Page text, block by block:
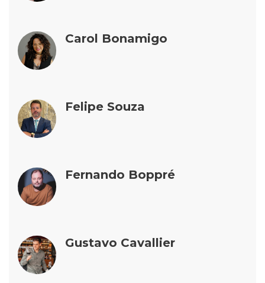
Carol Bonamigo
Felipe Souza
Fernando Boppré
Gustavo Cavallier